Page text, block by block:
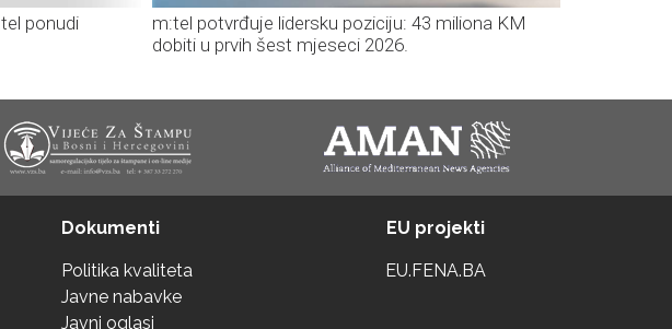
ponudi
m:tel potvrđuje lidersku poziciju: 43 miliona KM
dobiti u prvih šest mjeseci 2026.
Dokumenti
Politika kvaliteta
Javne nabavke
Javni oglasi
EU projekti
EU.FENA.BA